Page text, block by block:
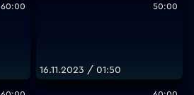
60:00 50:00
16.11.2023 / 01:50